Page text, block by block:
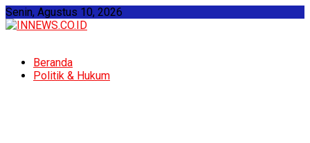
Senin, Agustus 10, 2026
Beranda
Politik & Hukum